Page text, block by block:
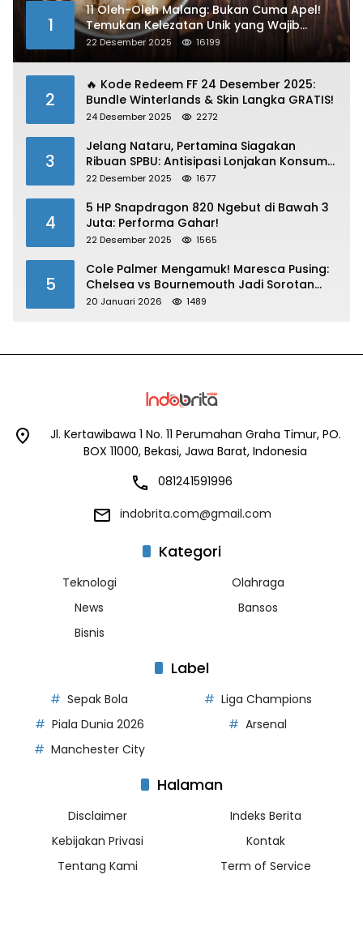
1
11 Oleh-Oleh Malang: Bukan Cuma Apel!
Temukan Kelezatan Unik yang Wajib
Dibawa
22 Desember 2025 16199
2
🔥 Kode Redeem FF 24 Desember 2025:
Bundle Winterlands & Skin Langka GRATIS!
24 Desember 2025 2272
3
Jelang Nataru, Pertamina Siagakan
Ribuan SPBU: Antisipasi Lonjakan Konsumsi
BBM dan LPG!
22 Desember 2025 1677
4
5 HP Snapdragon 820 Ngebut di Bawah 3
Juta: Performa Gahar!
22 Desember 2025 1565
5
Cole Palmer Mengamuk! Maresca Pusing:
Chelsea vs Bournemouth Jadi Sorotan
Utama
20 Januari 2026 1489
Jl. Kertawibawa 1 No. 11 Perumahan Graha Timur, PO.
BOX 11000, Bekasi, Jawa Barat, Indonesia
081241591996
indobrita.com@gmail.com
Kategori
Teknologi
Olahraga
News
Bansos
Bisnis
Label
Sepak Bola
Liga Champions
Piala Dunia 2026
Arsenal
Manchester City
Halaman
Disclaimer
Indeks Berita
Kebijakan Privasi
Kontak
Tentang Kami
Term of Service